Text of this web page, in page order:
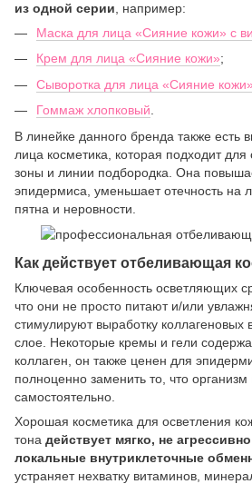
из одной серии , например:
Маска для лица «Сияние кожи» с
Крем для лица «Сияние кожи»;
Сыворотка для лица «Сияние кожи»
Гоммаж хлопковый.
В линейке данного бренда также есть
лица косметика, которая подходит для
зоны и линии подбородка. Она
эпидермиса, уменьшает отечность на
пятна и неровности.
Как действует отбеливающая
Ключевая особенность осветляющих
что они не просто питают и/или
стимулируют выработку коллагеновых
слое. Некоторые кремы и гели
коллаген, он также ценен для
полноценно заменить то, что организм
самостоятельно.
Хорошая косметика для осветления
тона действует мягко, не
локальные внутриклеточные
устраняет нехватку витаминов,